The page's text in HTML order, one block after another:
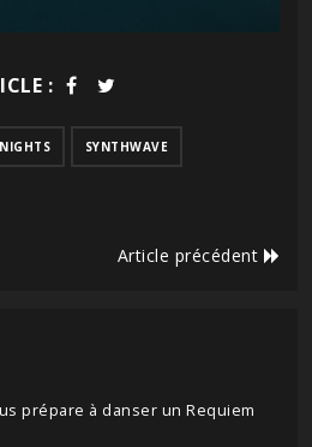
:
SYNTHWAVE
Article précédent
prépare à danser un Requiem